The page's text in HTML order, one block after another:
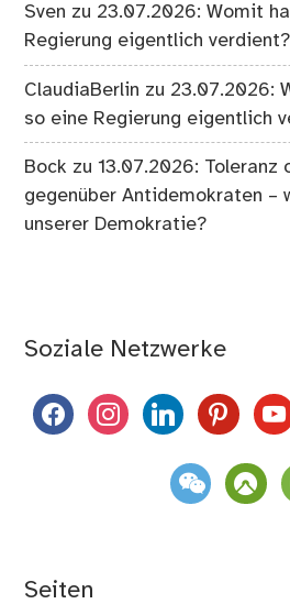
Sven zu 23.07.2026: Womit
Regierung eigentlich verdient?
ClaudiaBerlin zu 23.07.2026:
so eine Regierung eigentlich
Bock zu13.07.2026: Toleranz
gegenüber Antidemokraten –
unserer Demokratie?
Soziale Netzwerke
facebookinstagramlinkedinpinterest
weixin
Seiten